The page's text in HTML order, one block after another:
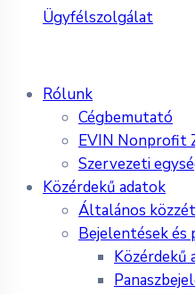
Ügyfélszolgálat
Rólunk
Cégbemutató
EVIN Nonprofit
Szervezeti
Közérdekű adatok
Általános
Bejelentések és
Közérdekű